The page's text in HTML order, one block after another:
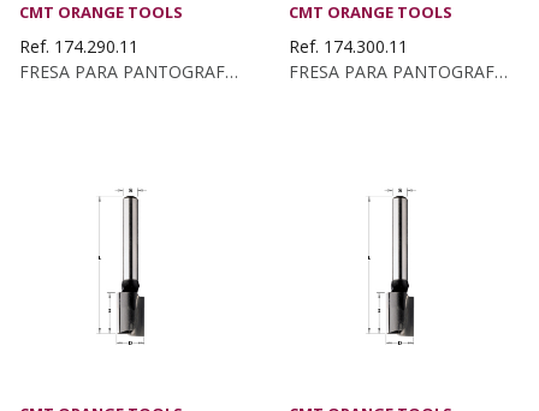
CMT ORANGE TOOLS
Ref. 174.290.11
FRESA PARA PANTOGRAFO Z2+1 HW D:29X20x70...
CMT ORANGE TOOLS
Ref. 174.300.11
FRESA PARA PANTOGRAFO Z2+1 HW D:30X10 S:8 DX